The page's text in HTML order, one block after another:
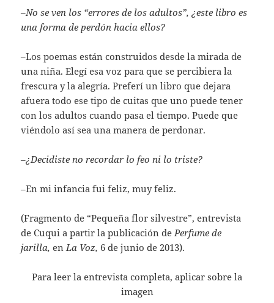
–No se ven los “errores de los adultos”, ¿este libro es
una forma de perdón hacia ellos?
–Los poemas están construidos desde la mirada de
una niña. Elegí esa voz para que se percibiera la
frescura y la alegría. Preferí un libro que dejara
afuera todo ese tipo de cuitas que uno puede tener
con los adultos cuando pasa el tiempo. Puede que
viéndolo así sea una manera de perdonar.
–¿Decidiste no recordar lo feo ni lo triste?
–En mi infancia fui feliz, muy feliz.
(Fragmento de “Pequeña flor silvestre”, entrevista
de Cuqui a partir la publicación dePerfume de
jarilla, enLa Voz, 6 de junio de 2013).
Para leer la entrevista completa, aplicar sobre la
imagen